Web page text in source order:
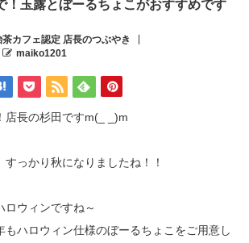
！玉露とぼーるちょこがおすすめです
茶カフェ認定 店長のつぶやき
maiko1201
店長の杉田ですm(_ _)m
すっかり秋になりましたね！！
ロウィンですね～
もハロウィン仕様のぼーるちょこをご用意し